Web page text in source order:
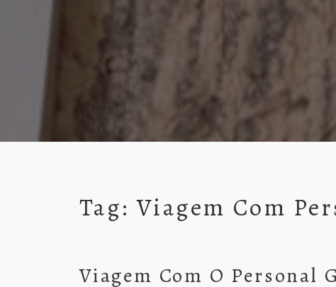
Tag:Viagem Com
Viagem Com O Personal